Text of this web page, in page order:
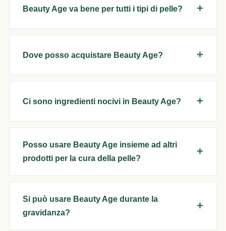
Beauty Age va bene per tutti i tipi di pelle?
Dove posso acquistare Beauty Age?
Ci sono ingredienti nocivi in Beauty Age?
Posso usare Beauty Age insieme ad altri
prodotti per la cura della pelle?
Si può usare Beauty Age durante la
gravidanza?